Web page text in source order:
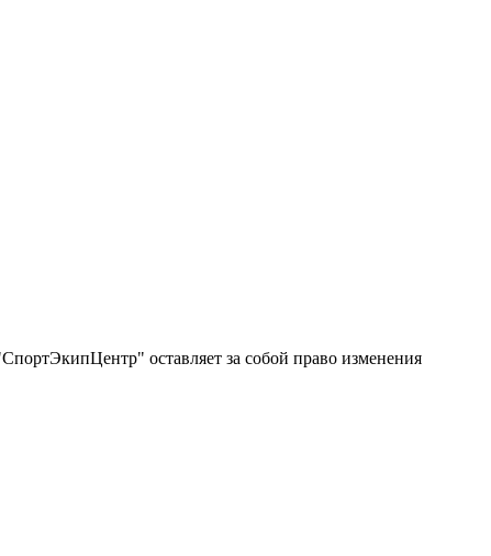
оставляет за собой право изменения